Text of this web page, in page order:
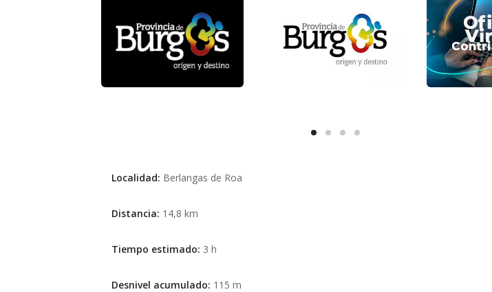
Localidad: Berlangas de Roa
Distancia: 14,8 km
Tiempo estimado: 3 h
Desnivel acumulado: 115 m